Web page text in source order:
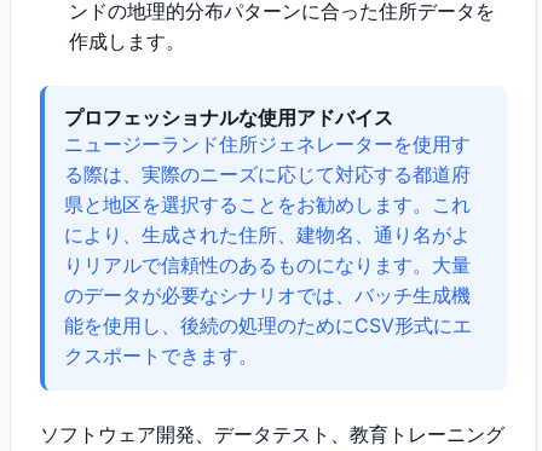
ンドの地理的分布パターンに合った住所データを
作成します。
プロフェッショナルな使用アドバイス
ニュージーランド住所ジェネレーターを使用す
る際は、実際のニーズに応じて対応する都道府
県と地区を選択することをお勧めします。これ
により、生成された住所、建物名、通り名がよ
りリアルで信頼性のあるものになります。大量
のデータが必要なシナリオでは、バッチ生成機
能を使用し、後続の処理のためにCSV形式にエ
クスポートできます。
ソフトウェア開発、データテスト、教育トレーニング